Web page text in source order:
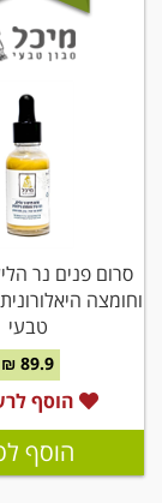
סרום פנים נר
וחומצה
טבעי
89.9 ₪
הוסף
הוסף